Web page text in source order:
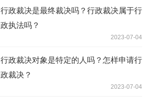
行政裁决是最终裁决吗？行政裁决属于行
政执法吗？
2023-07-04
行政裁决对象是特定的人吗？怎样申请行
政裁决？
2023-07-04